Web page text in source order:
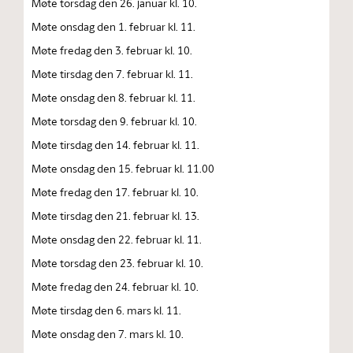
Møte onsdag den 1. februar kl. 11.
Møte fredag den 3. februar kl. 10.
Møte tirsdag den 7. februar kl. 11.
Møte onsdag den 8. februar kl. 11.
Møte torsdag den 9. februar kl. 10.
Møte tirsdag den 14. februar kl. 11.
Møte onsdag den 15. februar kl. 11.00
Møte fredag den 17. februar kl. 10.
Møte tirsdag den 21. februar kl. 13.
Møte onsdag den 22. februar kl. 11.
Møte torsdag den 23. februar kl. 10.
Møte fredag den 24. februar kl. 10.
Møte tirsdag den 6. mars kl. 11.
Møte onsdag den 7. mars kl. 10.